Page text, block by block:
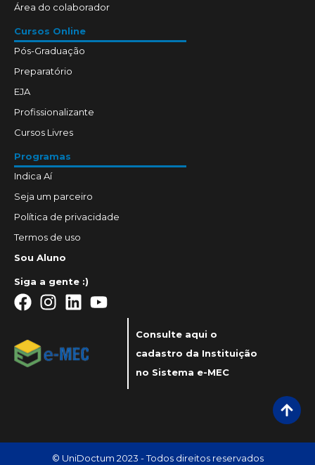
Área do colaborador
Cursos Online
Pós-Graduação
Preparatório
EJA
Profissionalizante
Cursos Livres
Programas
Indica Aí
Seja um parceiro
Política de privacidade
Termos de uso
Sou Aluno
Siga a gente :)
Consulte aqui o
cadastro da Instituição
no Sistema e-MEC
© UniDoctum 2023 - Todos direitos reservados